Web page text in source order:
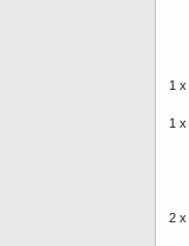
1 x
1 x
2 x